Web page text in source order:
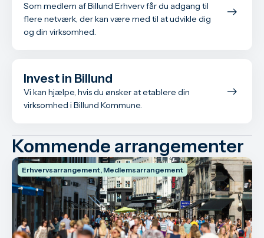
Som medlem af Billund Erhverv får du adgang til
flere netværk, der kan være med til at udvikle dig
og din virksomhed.
Invest in Billund
Vi kan hjælpe, hvis du ønsker at etablere din
virksomhed i Billund Kommune.
Kommende arrangementer
Erhvervsarrangement, Medlemsarrangement